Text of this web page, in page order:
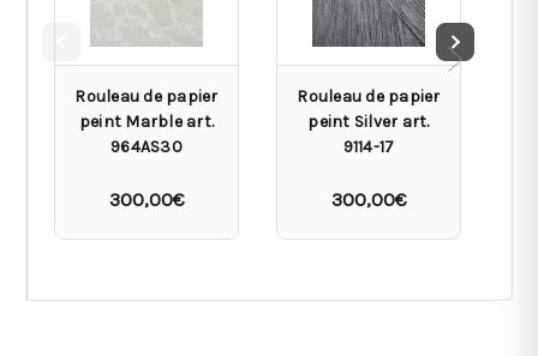
Rouleau de papier
peint Marble art.
964AS30
300,00€
Rouleau de papier
peint Silver art.
9114-17
300,00€